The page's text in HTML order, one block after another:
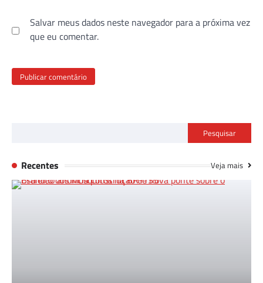
Salvar meus dados neste navegador para a próxima vez
que eu comentar.
Pesquisar
Recentes Veja mais